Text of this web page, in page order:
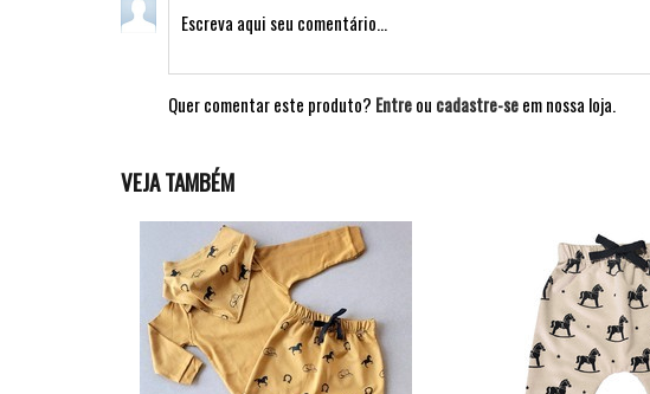
Quer comentar este produto? Entreou cadastre-seem nossa loja.
VEJA TAMBÉM